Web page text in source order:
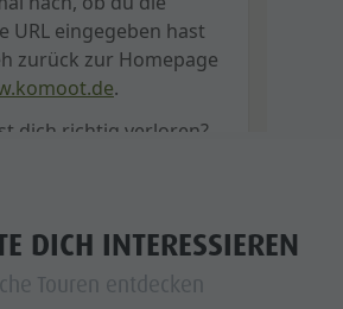
DICH INTERESSIEREN
Touren entdecken